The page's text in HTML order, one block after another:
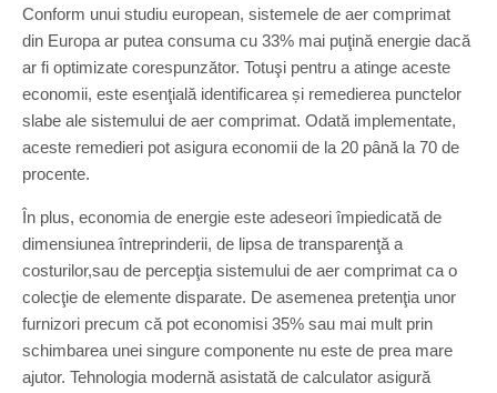
Conform unui studiu european, sistemele de aer comprimat
din Europa ar putea consuma cu 33% mai puţină energie dacă
ar fi optimizate corespunzător. Totuşi pentru a atinge aceste
economii, este esenţială identificarea și remedierea punctelor
slabe ale sistemului de aer comprimat. Odată implementate,
aceste remedieri pot asigura economii de la 20 până la 70 de
procente.
În plus, economia de energie este adeseori împiedicată de
dimensiunea întreprinderii, de lipsa de transparenţă a
costurilor,sau de percepţia sistemului de aer comprimat ca o
colecţie de elemente disparate. De asemenea pretenţia unor
furnizori precum că pot economisi 35% sau mai mult prin
schimbarea unei singure componente nu este de prea mare
ajutor. Tehnologia modernă asistată de calculator asigură